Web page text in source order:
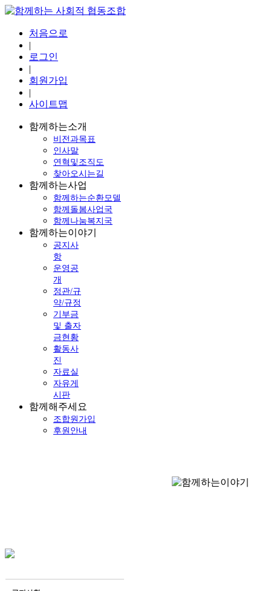
처음으로
|
로그인
|
회원가입
|
사이트맵
함께하는소개
비전과목표
인사말
연혁및조직도
찾아오시는길
함께하는사업
함께하는순환모델
함께돌봄사업국
함께나눔복지국
함께하는이야기
공지사
항
운영공
개
정관/규
약/규정
기부금
및 출자
금현황
활동사
진
자료실
자유게
시판
함께해주세요
조합원가입
후원안내